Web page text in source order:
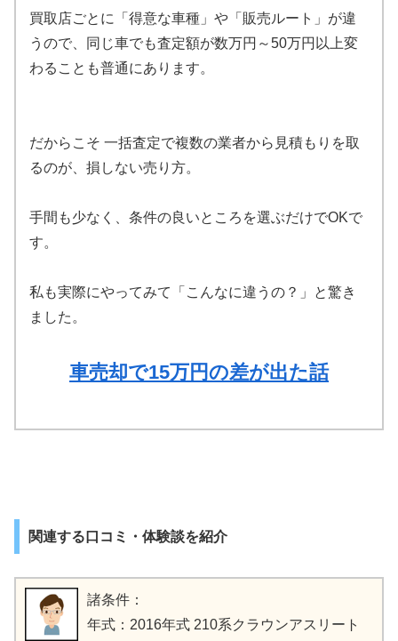
買取店ごとに「得意な車種」や「販売ルート」が違
うので、同じ車でも査定額が数万円～50万円以上変
わることも普通にあります。
だからこそ 一括査定で複数の業者から見積もりを取
るのが、損しない売り方。
手間も少なく、条件の良いところを選ぶだけでOKで
す。
私も実際にやってみて「こんなに違うの？」と驚き
ました。
車売却で15万円の差が出た話
関連する口コミ・体験談を紹介
諸条件：
年式：2016年式 210系クラウンアスリート